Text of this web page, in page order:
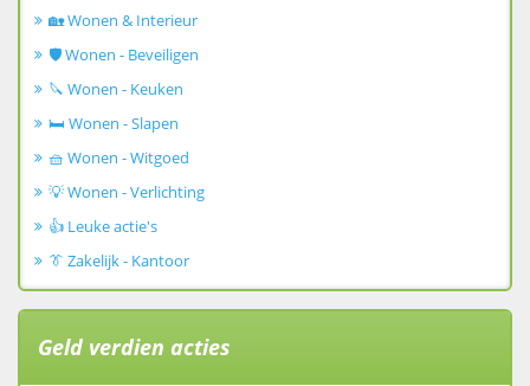
🏡 Wonen & Interieur
🛡️ Wonen - Beveiligen
🔪 Wonen - Keuken
🛏️ Wonen - Slapen
🧺 Wonen - Witgoed
💡 Wonen - Verlichting
👍 Leuke actie's
👔 Zakelijk - Kantoor
Geld verdien acties